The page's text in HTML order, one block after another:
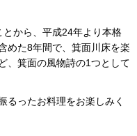
から、平成24年より本格
めた8年間で、箕面川床を楽
、箕面の風物詩の1つとして
るったお料理をお楽しみく